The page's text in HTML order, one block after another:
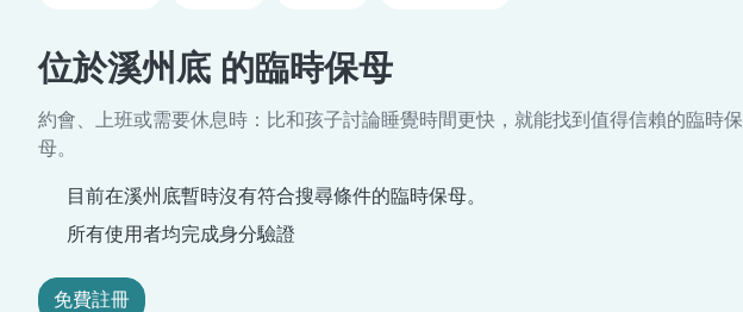
位於溪州底 的臨時保母
約會、上班或需要休息時：比和孩子討論睡覺時間更快，就能找到值得信賴的臨時保
母。
目前在溪州底暫時沒有符合搜尋條件的臨時保母。
所有使用者均完成身分驗證
免費註冊